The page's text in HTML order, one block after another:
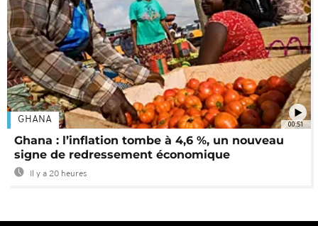
00:51
GHANA
Ghana : l’inflation tombe à 4,6 %, un nouveau
signe de redressement économique
Il y a 20 heures